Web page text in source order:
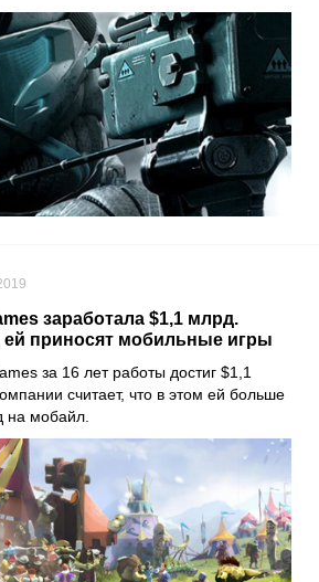
заработала $1,1 млрд.
приносят мобильные игры
за 16 лет работы достиг $1,1
считает, что в этом ей больше
на мобайл.